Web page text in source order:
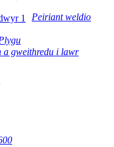
Peiriant weldio
a gweithredu i lawr